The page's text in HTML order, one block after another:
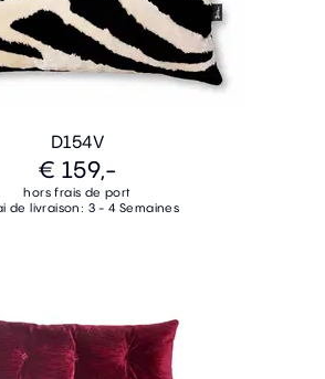
D154V
€ 159,-
hors frais de port
de livraison: 3 - 4 Semaines